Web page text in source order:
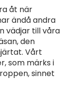
åt när
ändå andra
vädjar till våra
den
Vårt
som märks i
sinnet